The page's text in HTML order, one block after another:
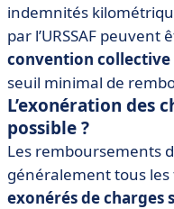
indemnités
par l’URSSAF
convention
seuil minimal de
L’exonération des
possible ?
Les remboursements
généralement tous
exonérés de charges